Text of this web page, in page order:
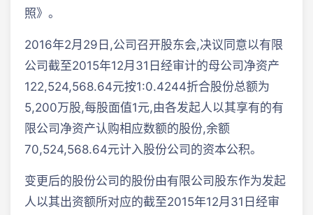
照》。
2016年2月29日,公司召开股东会,决议同意以有限
公司截至2015年12月31日经审计的母公司净资产
122,524,568.64元按1:0.4244折合股份总额为
5,200万股,每股面值1元,由各发起人以其享有的有
限公司净资产认购相应数额的股份,余额
70,524,568.64元计入股份公司的资本公积。
变更后的股份公司的股份由有限公司股东作为发起
人以其出资额所对应的截至2015年12月31日经审